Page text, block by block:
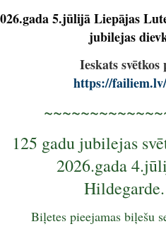
5.jūlijā Liepājas
jubilejas
Ieskats svētkos
https://
1‌‌25 gadu jubilejas
‌2026.gada
Biļetes pieejamas biļešu